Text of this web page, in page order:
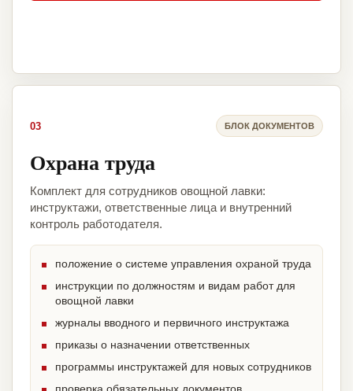
03 БЛОК ДОКУМЕНТОВ
Охрана труда
Комплект для сотрудников овощной лавки:
инструктажи, ответственные лица и внутренний
контроль работодателя.
положение о системе управления охраной труда
инструкции по должностям и видам работ для
овощной лавки
журналы вводного и первичного инструктажа
приказы о назначении ответственных
программы инструктажей для новых сотрудников